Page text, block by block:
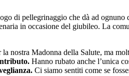
di pellegrinaggio che dà ad
in occasione del giubileo. La
nostra Madonna della Salute, ma
Hanno rubato anche l’unica
Ci siamo sentiti come se